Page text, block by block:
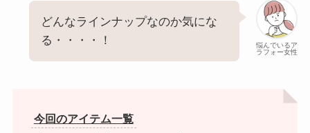
悩んでいるア
ラフォー女性
どんなラインナップなのか気にな
る・・・・！
今回のアイテム一覧